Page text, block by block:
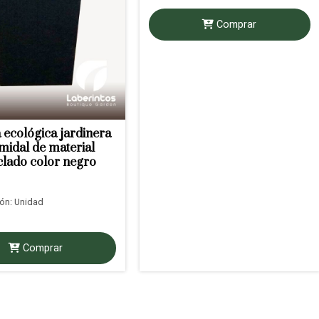
ecológica jardinera
de material
color negro
Unidad
Comprar
Comprar